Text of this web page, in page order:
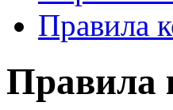
Правила
Правила